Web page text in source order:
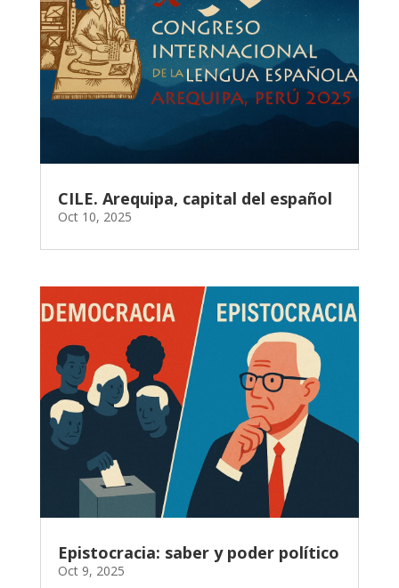
CILE. Arequipa, capital del español
Oct 10, 2025
Epistocracia: saber y poder político
Oct 9, 2025